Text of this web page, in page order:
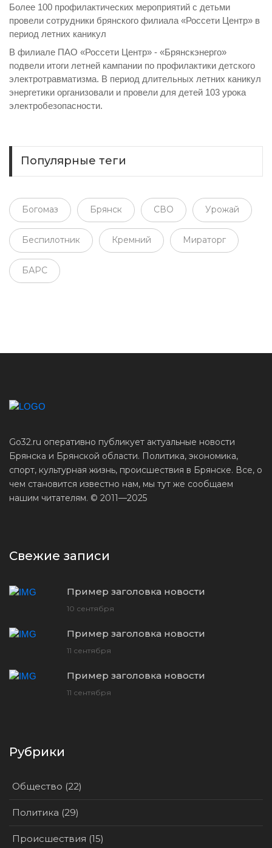
Более 100 профилактических мероприятий с детьми
провели сотрудники брянского филиала «Россети Центр» в
период летних каникул
В филиале ПАО «Россети Центр» - «Брянскэнерго»
подвели итоги летней кампании по профилактики детского
электротравматизма. В период длительных летних каникул
энергетики организовали и провели для детей 103 урока
электробезопасности.
Популярные теги
Богомаз Брянск СВО Урожай
Беспилотник Кремний Мираторг
БАРС
Go32.ru оперативно публикует актуальные новости
Брянска и Брянской области. Политика, экономика,
спорт, культурная жизнь, происшествия в Брянске. Все, о
чем становится известно нам, мы тут же сообщаем
нашим читателям. © 2011—2025
Свежие записи
Пример заголовка новости
10 сентября
Пример заголовка новости
11 сентября
Пример заголовка новости
11 сентября
Рубрики
Общество (22)
Политика (29)
Происшествия (15)